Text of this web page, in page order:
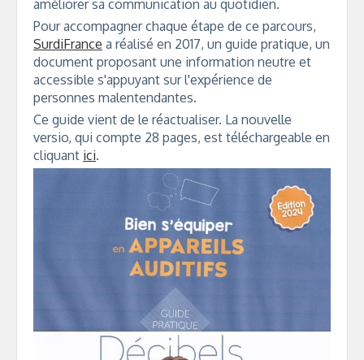
améliorer sa communication au quotidien.
Pour accompagner chaque étape de ce parcours,
SurdiFrance a réalisé en 2017, un guide pratique, un
document proposant une information neutre et
accessible s'appuyant sur l'expérience de
personnes malentendantes.
Ce guide vient de le réactualiser. La nouvelle
versio, qui compte 28 pages, est téléchargeable en
cliquant ici.